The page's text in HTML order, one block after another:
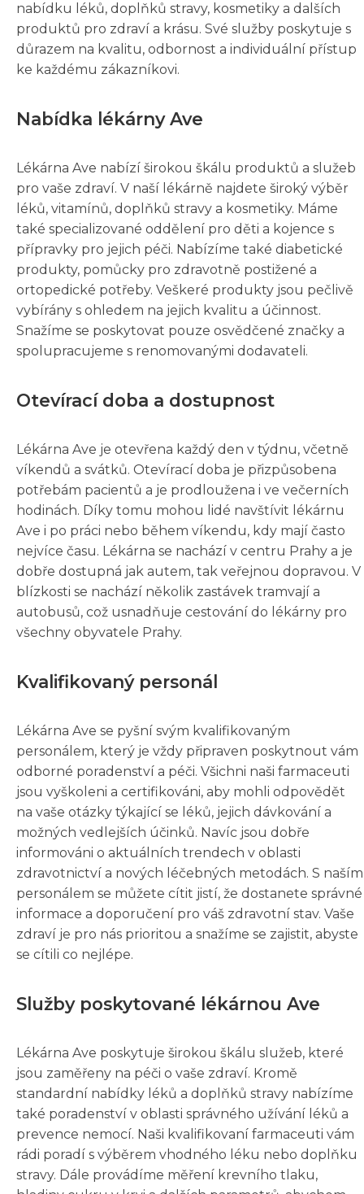
nabídku léků, doplňků stravy, kosmetiky a dalších
produktů pro zdraví a krásu. Své služby poskytuje s
důrazem na kvalitu, odbornost a individuální přístup
ke každému zákazníkovi.
Nabídka lékárny Ave
Lékárna Ave nabízí širokou škálu produktů a služeb
pro vaše zdraví. V naší lékárně najdete široký výběr
léků, vitamínů, doplňků stravy a kosmetiky. Máme
také specializované oddělení pro děti a kojence s
přípravky pro jejich péči. Nabízíme také diabetické
produkty, pomůcky pro zdravotně postižené a
ortopedické potřeby. Veškeré produkty jsou pečlivě
vybírány s ohledem na jejich kvalitu a účinnost.
Snažíme se poskytovat pouze osvědčené značky a
spolupracujeme s renomovanými dodavateli.
Otevírací doba a dostupnost
Lékárna Ave je otevřena každý den v týdnu, včetně
víkendů a svátků. Otevírací doba je přizpůsobena
potřebám pacientů a je prodloužena i ve večerních
hodinách. Díky tomu mohou lidé navštívit lékárnu
Ave i po práci nebo během víkendu, kdy mají často
nejvíce času. Lékárna se nachází v centru Prahy a je
dobře dostupná jak autem, tak veřejnou dopravou. V
blízkosti se nachází několik zastávek tramvají a
autobusů, což usnadňuje cestování do lékárny pro
všechny obyvatele Prahy.
Kvalifikovaný personál
Lékárna Ave se pyšní svým kvalifikovaným
personálem, který je vždy připraven poskytnout vám
odborné poradenství a péči. Všichni naši farmaceuti
jsou vyškoleni a certifikováni, aby mohli odpovědět
na vaše otázky týkající se léků, jejich dávkování a
možných vedlejších účinků. Navíc jsou dobře
informováni o aktuálních trendech v oblasti
zdravotnictví a nových léčebných metodách. S naším
personálem se můžete cítit jistí, že dostanete správné
informace a doporučení pro váš zdravotní stav. Vaše
zdraví je pro nás prioritou a snažíme se zajistit, abyste
se cítili co nejlépe.
Služby poskytované lékárnou Ave
Lékárna Ave poskytuje širokou škálu služeb, které
jsou zaměřeny na péči o vaše zdraví. Kromě
standardní nabídky léků a doplňků stravy nabízíme
také poradenství v oblasti správného užívání léků a
prevence nemocí. Naši kvalifikovaní farmaceuti vám
rádi poradí s výběrem vhodného léku nebo doplňku
stravy. Dále provádíme měření krevního tlaku,